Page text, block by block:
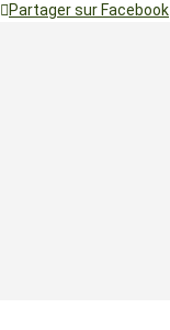
Partager sur Facebook